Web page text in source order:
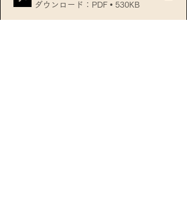
ダウンロード：PDF • 530KB